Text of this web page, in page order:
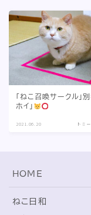
「ねこ召喚サークル」
ホイ」
2021.06.20 トミ
HOME
ねこ日和